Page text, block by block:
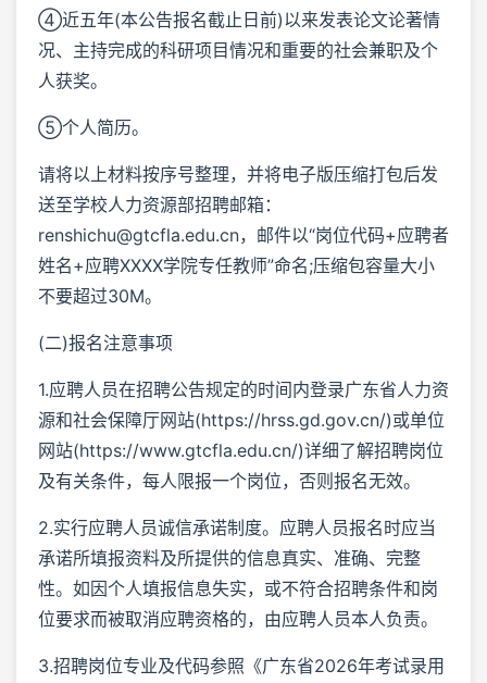
④近五年(本公告报名截止日前)以来发表论文论著情
况、主持完成的科研项目情况和重要的社会兼职及个
人获奖。
⑤个人简历。
请将以上材料按序号整理，并将电子版压缩打包后发
送至学校人力资源部招聘邮箱：
renshichu@gtcfla.edu.cn，邮件以“岗位代码+应聘者
姓名+应聘XXXX学院专任教师”命名;压缩包容量大小
不要超过30M。
(二)报名注意事项
1.应聘人员在招聘公告规定的时间内登录广东省人力资
源和社会保障厅网站(https://hrss.gd.gov.cn/)或单位
网站(https://www.gtcfla.edu.cn/)详细了解招聘岗位
及有关条件，每人限报一个岗位，否则报名无效。
2.实行应聘人员诚信承诺制度。应聘人员报名时应当
承诺所填报资料及所提供的信息真实、准确、完整
性。如因个人填报信息失实，或不符合招聘条件和岗
位要求而被取消应聘资格的，由应聘人员本人负责。
3.招聘岗位专业及代码参照《广东省2026年考试录用